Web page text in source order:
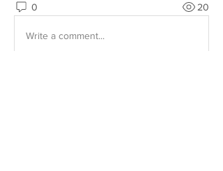
0 20
Write a comment...